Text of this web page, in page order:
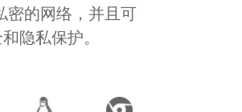
密的网络，并且可
隐私保护。